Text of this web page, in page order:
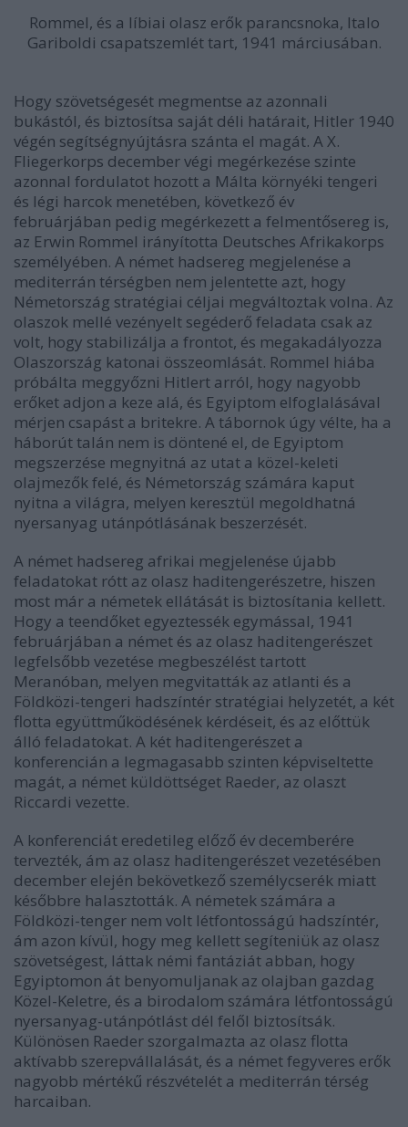
Rommel, és a líbiai olasz erők parancsnoka, Italo
Gariboldi csapatszemlét tart, 1941 márciusában.
Hogy szövetségesét megmentse az azonnali
bukástól, és biztosítsa saját déli határait, Hitler 1940
végén segítségnyújtásra szánta el magát. A X.
Fliegerkorps december végi megérkezése szinte
azonnal fordulatot hozott a Málta környéki tengeri
és légi harcok menetében, következő év
februárjában pedig megérkezett a felmentősereg is,
az Erwin Rommel irányította Deutsches Afrikakorps
személyében. A német hadsereg megjelenése a
mediterrán térségben nem jelentette azt, hogy
Németország stratégiai céljai megváltoztak volna. Az
olaszok mellé vezényelt segéderő feladata csak az
volt, hogy stabilizálja a frontot, és megakadályozza
Olaszország katonai összeomlását. Rommel hiába
próbálta meggyőzni Hitlert arról, hogy nagyobb
erőket adjon a keze alá, és Egyiptom elfoglalásával
mérjen csapást a britekre. A tábornok úgy vélte, ha a
háborút talán nem is döntené el, de Egyiptom
megszerzése megnyitná az utat a közel-keleti
olajmezők felé, és Németország számára kaput
nyitna a világra, melyen keresztül megoldhatná
nyersanyag utánpótlásának beszerzését.
A német hadsereg afrikai megjelenése újabb
feladatokat rótt az olasz haditengerészetre, hiszen
most már a németek ellátását is biztosítania kellett.
Hogy a teendőket egyeztessék egymással, 1941
februárjában a német és az olasz haditengerészet
legfelsőbb vezetése megbeszélést tartott
Meranóban, melyen megvitatták az atlanti és a
Földközi-tengeri hadszíntér stratégiai helyzetét, a két
flotta együttműködésének kérdéseit, és az előttük
álló feladatokat. A két haditengerészet a
konferencián a legmagasabb szinten képviseltette
magát, a német küldöttséget Raeder, az olaszt
Riccardi vezette.
A konferenciát eredetileg előző év decemberére
tervezték, ám az olasz haditengerészet vezetésében
december elején bekövetkező személycserék miatt
későbbre halasztották. A németek számára a
Földközi-tenger nem volt létfontosságú hadszíntér,
ám azon kívül, hogy meg kellett segíteniük az olasz
szövetségest, láttak némi fantáziát abban, hogy
Egyiptomon át benyomuljanak az olajban gazdag
Közel-Keletre, és a birodalom számára létfontosságú
nyersanyag-utánpótlást dél felől biztosítsák.
Különösen Raeder szorgalmazta az olasz flotta
aktívabb szerepvállalását, és a német fegyveres erők
nagyobb mértékű részvételét a mediterrán térség
harcaiban.